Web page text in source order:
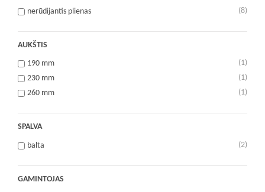
nerūdijantis plienas (8)
AUKŠTIS
190 mm
(1)
230 mm
(1)
260 mm
(1)
SPALVA
balta (2)
GAMINTOJAS